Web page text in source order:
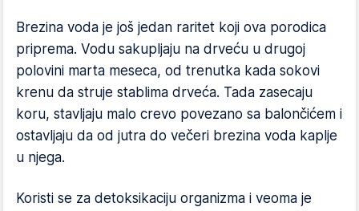
Brezina voda je još jedan raritet koji ova porodica
priprema. Vodu sakupljaju na drveću u drugoj
polovini marta meseca, od trenutka kada sokovi
krenu da struje stablima drveća. Tada zasecaju
koru, stavljaju malo crevo povezano sa balončićem i
ostavljaju da od jutra do večeri brezina voda kaplje
u njega.
Koristi se za detoksikaciju organizma i veoma je